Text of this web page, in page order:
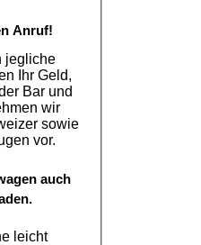
Anruf!
jegliche
Ihr Geld,
Bar und
wir
sowie
vor.
auch
leicht